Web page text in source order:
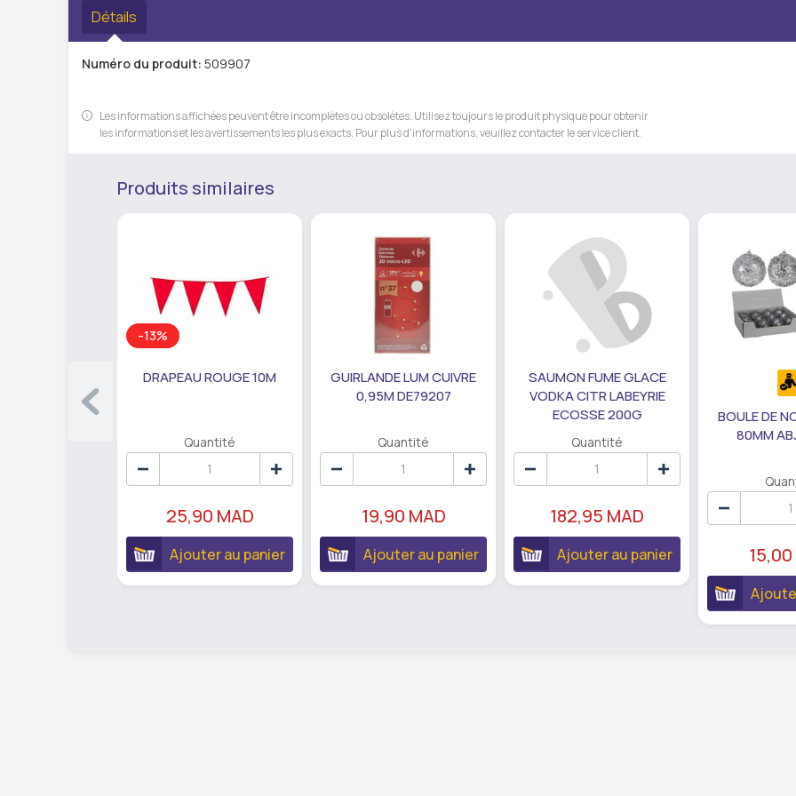
Détails
Numéro du produit: 509907
Les informations affichées peuvent être incomplètes ou obsolètes. Utilisez toujours le produit physique pour obtenir
les informations et les avertissements les plus exacts. Pour plus d'informations, veuillez contacter le service client.
Produits similaires
-13%
DRAPEAU ROUGE 10M
Quantité
25,90 MAD
Ajouter au panier
GUIRLANDE LUM CUIVRE
0,95M DE79207
Quantité
19,90 MAD
Ajouter au panier
SAUMON FUME GLACE
VODKA CITR LABEYRIE
ECOSSE 200G
Quantité
182,95 MAD
Ajouter au panier
BOULE DE
80MM